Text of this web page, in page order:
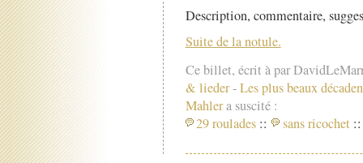
Description, commentaire,
Suite de la notule.
Ce billet, écrit à par
& lieder-Les plus beaux
Mahlera suscité :
29 roulades :: sans ricochet ::